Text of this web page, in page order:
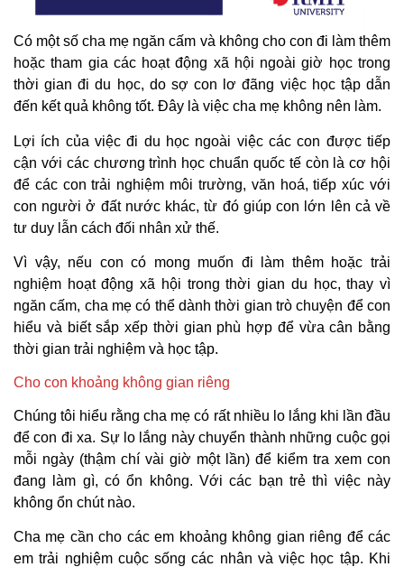
Có một số cha mẹ ngăn cấm và không cho con đi làm thêm
hoặc tham gia các hoạt động xã hội ngoài giờ học trong
thời gian đi du học, do sợ con lơ đãng việc học tập dẫn
đến kết quả không tốt. Đây là việc cha mẹ không nên làm.
Lợi ích của việc đi du học ngoài việc các con được tiếp
cận với các chương trình học chuẩn quốc tế còn là cơ hội
để các con trải nghiệm môi trường, văn hoá, tiếp xúc với
con người ở đất nước khác, từ đó giúp con lớn lên cả về
tư duy lẫn cách đối nhân xử thế.
Vì vậy, nếu con có mong muốn đi làm thêm hoặc trải
nghiệm hoạt động xã hội trong thời gian du học, thay vì
ngăn cấm, cha mẹ có thể dành thời gian trò chuyện để con
hiểu và biết sắp xếp thời gian phù hợp để vừa cân bằng
thời gian trải nghiệm và học tập.
Cho con khoảng không gian riêng
Chúng tôi hiểu rằng cha mẹ có rất nhiều lo lắng khi lần đầu
để con đi xa. Sự lo lắng này chuyển thành những cuộc gọi
mỗi ngày (thậm chí vài giờ một lần) để kiểm tra xem con
đang làm gì, có ổn không. Với các bạn trẻ thì việc này
không ổn chút nào.
Cha mẹ cần cho các em khoảng không gian riêng để các
em trải nghiệm cuộc sống các nhân và việc học tập. Khi